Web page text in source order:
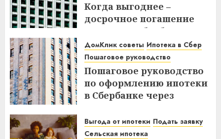
Когда выгоднее –
досрочное погашение
ипотеки в Сбербанке до
или после дня списания?
Узнайте все нюансы!
18.12.2025
ДомКлик советы Ипотека в Сбер
Пошаговое руководство
Пошаговое руководство
по оформлению ипотеки
в Сбербанке через
советы
08.12.2025
Выгода от ипотеки Подать заявку
Сельская ипотека